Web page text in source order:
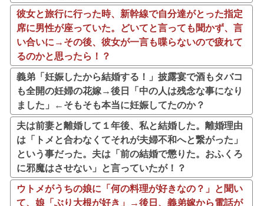
彼女と旅行に行った時、新幹線で自分達がとった指定
席に男性が座っていた。どいてと言っても聞かず、言
い合いに→その後、彼女が一言も喋らないので疲れて
るのかと思ったら！？
義弟「妊娠したから結婚する！」披露宴で酒もタバコ
も全開の妊婦の花嫁→後日「中の人は残念な事になり
ました」←そもそも本当に妊娠してたのか？
夫は前妻と離婚して１年後、私と結婚した。離婚理由
は「トメと合わなくてそれが夫婦不和へと繋がった」
という事だった。夫は「前の結婚で懲りた。おふくろ
に邪魔はさせない」と言っていたが！？
ウトメがうちの娘に「何の料理が好きなの？」と聞い
て、娘「ぶり大根が好き」→後日、義弟嫁から電話が